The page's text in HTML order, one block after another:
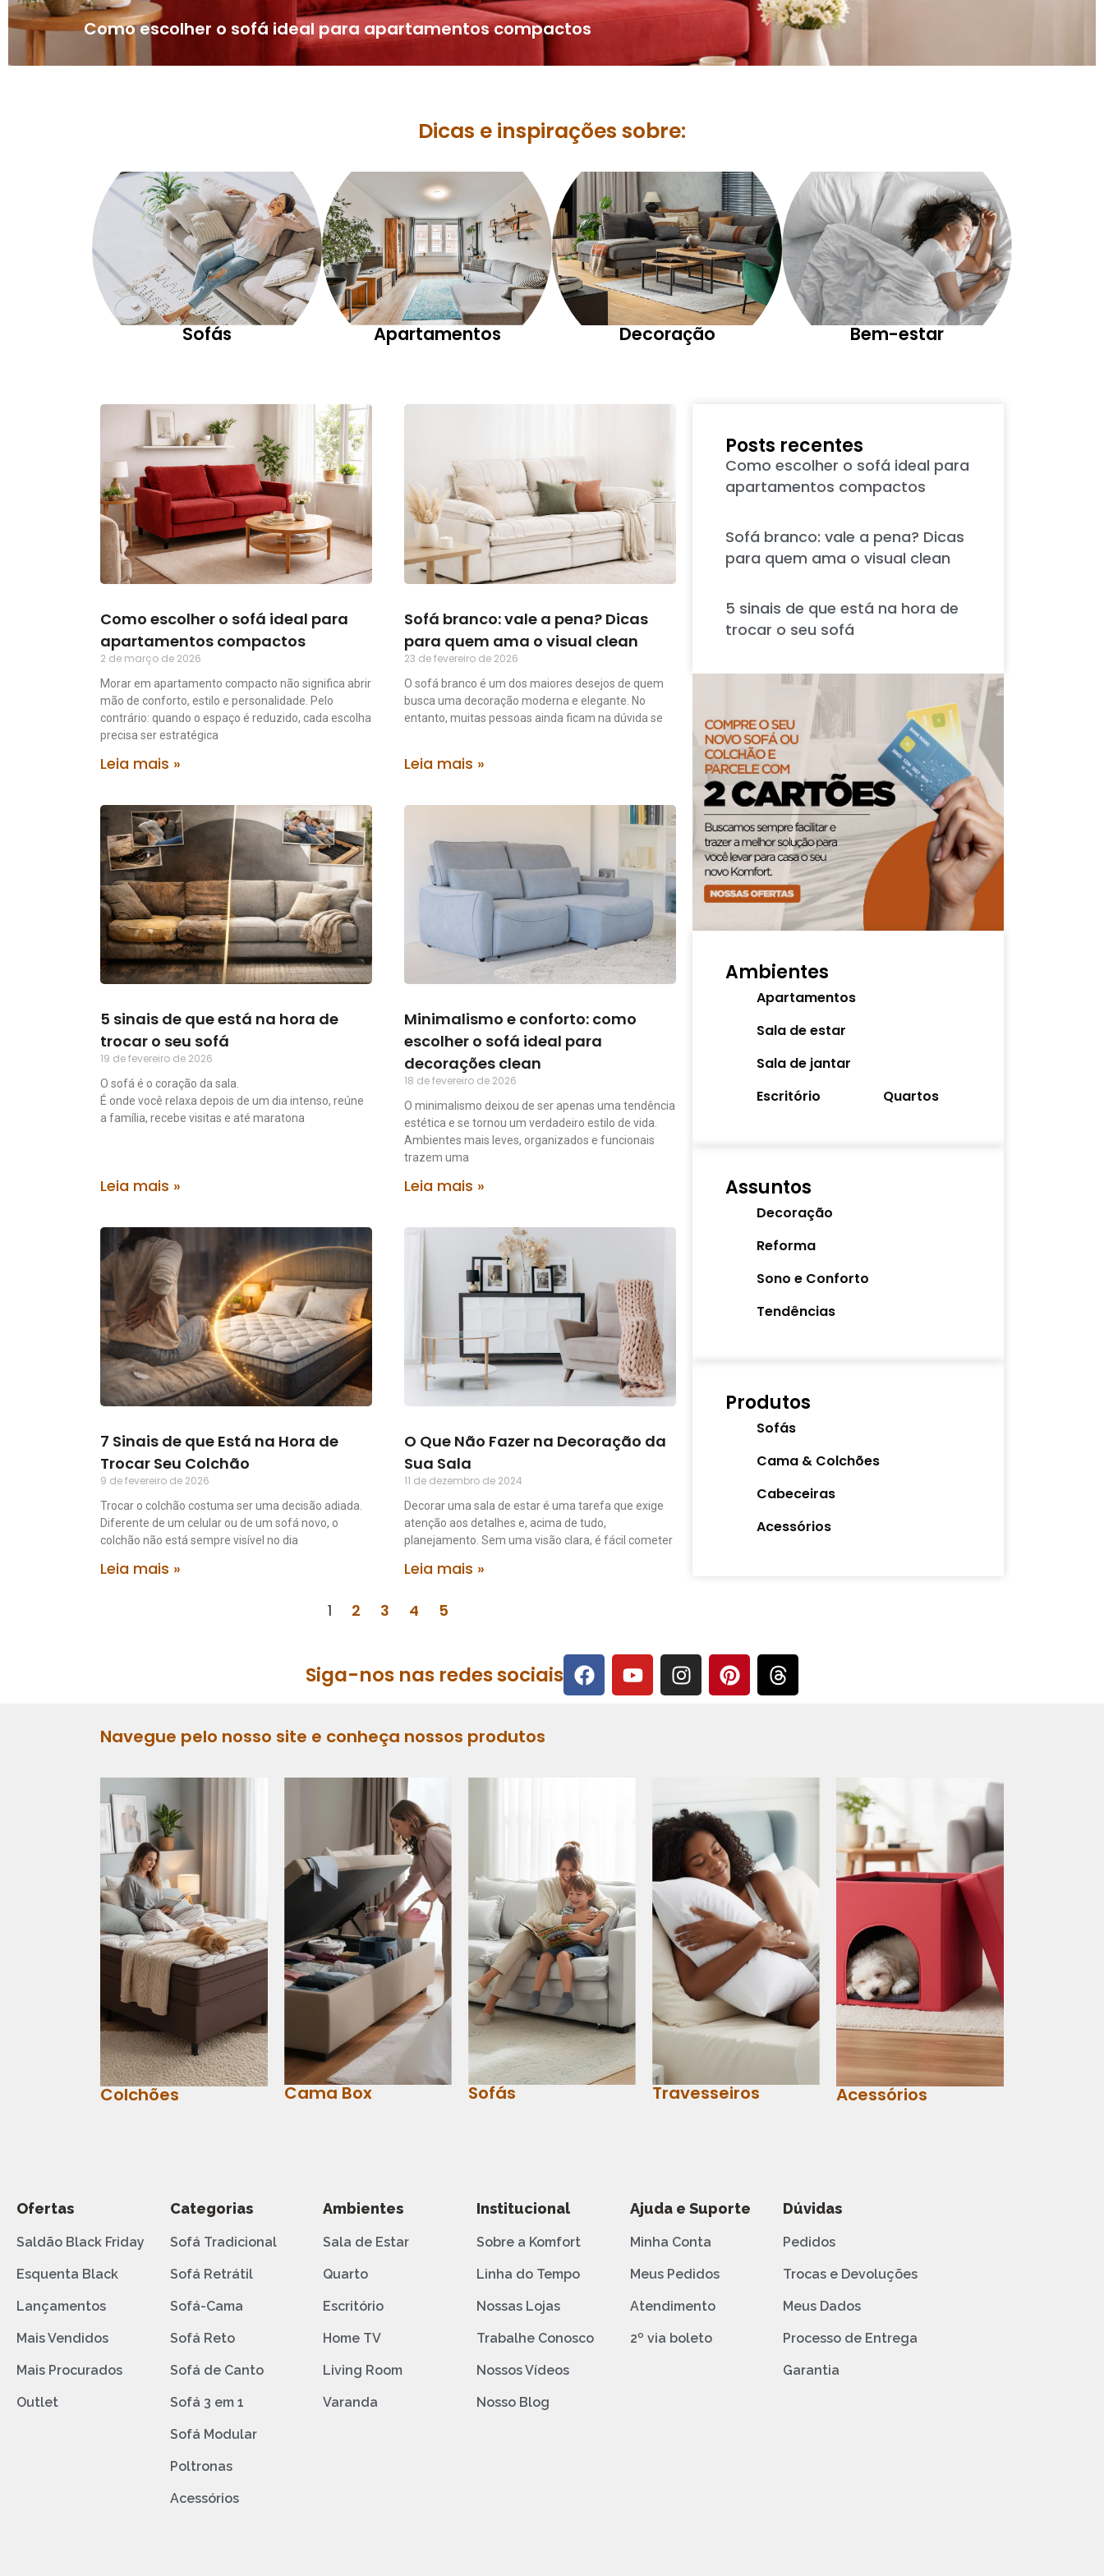
Como escolher o sofá ideal para apartamentos compactos
Dicas e inspirações sobre:
Sofás Apartamentos Decoração Bem-estar
Como escolher o sofá ideal para
apartamentos compactos
2 de março de 2026
Morar em apartamento compacto não significa abrir
mão de conforto, estilo e personalidade. Pelo
contrário: quando o espaço é reduzido, cada escolha
precisa ser estratégica
Leia mais »
Sofá branco: vale a pena? Dicas
para quem ama o visual clean
23 de fevereiro de 2026
O sofá branco é um dos maiores desejos de quem
busca uma decoração moderna e elegante. No
entanto, muitas pessoas ainda ficam na dúvida se
Leia mais »
5 sinais de que está na hora de
trocar o seu sofá
19 de fevereiro de 2026
O sofá é o coração da sala.
É onde você relaxa depois de um dia intenso, reúne
a família, recebe visitas e até maratona
Leia mais »
Minimalismo e conforto: como
escolher o sofá ideal para
decorações clean
18 de fevereiro de 2026
O minimalismo deixou de ser apenas uma tendência
estética e se tornou um verdadeiro estilo de vida.
Ambientes mais leves, organizados e funcionais
trazem uma
Leia mais »
7 Sinais de que Está na Hora de
Trocar Seu Colchão
9 de fevereiro de 2026
Trocar o colchão costuma ser uma decisão adiada.
Diferente de um celular ou de um sofá novo, o
colchão não está sempre visível no dia
Leia mais »
O Que Não Fazer na Decoração da
Sua Sala
11 de dezembro de 2024
Decorar uma sala de estar é uma tarefa que exige
atenção aos detalhes e, acima de tudo,
planejamento. Sem uma visão clara, é fácil cometer
Leia mais »
1 2 3 4 5
Posts recentes
Como escolher o sofá ideal para
apartamentos compactos
Sofá branco: vale a pena? Dicas
para quem ama o visual clean
5 sinais de que está na hora de
trocar o seu sofá
Ambientes
Apartamentos
Sala de estar
Sala de jantar
Escritório
Quartos
Assuntos
Decoração
Reforma
Sono e Conforto
Tendências
Produtos
Sofás
Cama & Colchões
Cabeceiras
Acessórios
Siga-nos nas redes sociais
Navegue pelo nosso site e conheça nossos produtos
Colchões Cama Box Sofás Travesseiros Acessórios
Ofertas
Saldão Black Friday
Esquenta Black
Lançamentos
Mais Vendidos
Mais Procurados
Outlet
Categorias
Sofá Tradicional
Sofá Retrátil
Sofá-Cama
Sofá Reto
Sofá de Canto
Sofá 3 em 1
Sofá Modular
Poltronas
Acessórios
Ambientes
Sala de Estar
Quarto
Escritório
Home TV
Living Room
Varanda
Institucional
Sobre a Komfort
Linha do Tempo
Nossas Lojas
Trabalhe Conosco
Nossos Vídeos
Nosso Blog
Ajuda e Suporte
Minha Conta
Meus Pedidos
Atendimento
2º via boleto
Dúvidas
Pedidos
Trocas e Devoluções
Meus Dados
Processo de Entrega
Garantia